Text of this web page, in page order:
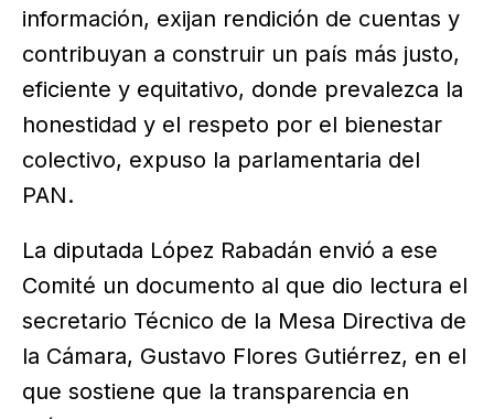
información, exijan rendición de cuentas y
contribuyan a construir un país más justo,
eficiente y equitativo, donde prevalezca la
honestidad y el respeto por el bienestar
colectivo, expuso la parlamentaria del
PAN.
La diputada López Rabadán envió a ese
Comité un documento al que dio lectura el
secretario Técnico de la Mesa Directiva de
la Cámara, Gustavo Flores Gutiérrez, en el
que sostiene que la transparencia en